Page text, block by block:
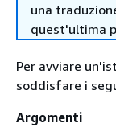
una
quest'ultima
Per avviare
soddisfare i
Argomenti